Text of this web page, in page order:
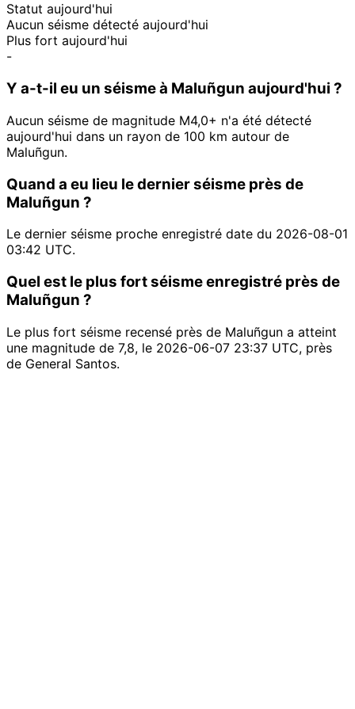
Statut aujourd'hui
Aucun séisme détecté aujourd'hui
Plus fort aujourd'hui
-
Y a-t-il eu un séisme à Maluñgun aujourd'hui ?
Aucun séisme de magnitude M4,0+ n'a été détecté
aujourd'hui dans un rayon de 100 km autour de
Maluñgun.
Quand a eu lieu le dernier séisme près de
Maluñgun ?
Le dernier séisme proche enregistré date du 2026-08-01
03:42 UTC.
Quel est le plus fort séisme enregistré près de
Maluñgun ?
Le plus fort séisme recensé près de Maluñgun a atteint
une magnitude de 7,8, le 2026-06-07 23:37 UTC, près
de General Santos.